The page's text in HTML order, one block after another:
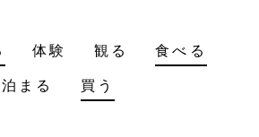
体験 観る 食べる
泊まる 買う